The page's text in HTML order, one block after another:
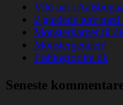
Vild nat i
2 guidede ture
Monsterkarper til
Monstergedden!
Fishingforlife.dk
Seneste